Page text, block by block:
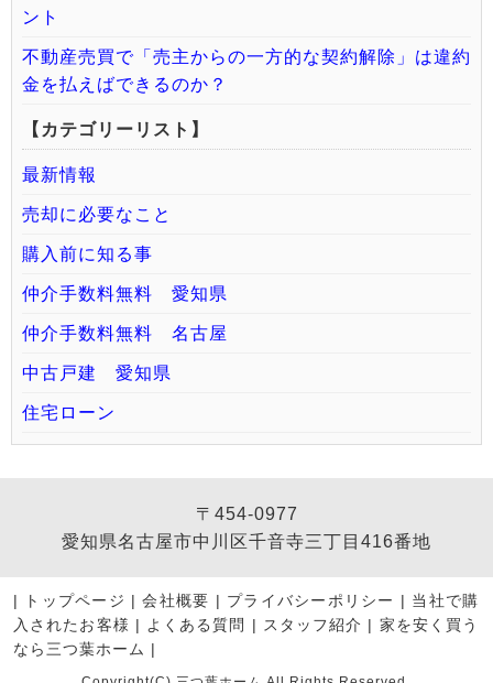
ント
不動産売買で「売主からの一方的な契約解除」は違約
金を払えばできるのか？
【カテゴリーリスト】
最新情報
売却に必要なこと
購入前に知る事
仲介手数料無料 愛知県
仲介手数料無料 名古屋
中古戸建 愛知県
住宅ローン
〒454-0977
愛知県名古屋市中川区千音寺三丁目416番地
| トップページ |会社概要 | プライバシーポリシー | 当社で購
入されたお客様 | よくある質問 | スタッフ紹介 | 家を安く買う
なら三つ葉ホーム |